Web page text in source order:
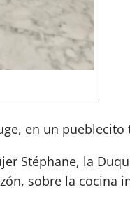
en un
Stéphane, la
sobre la cocina